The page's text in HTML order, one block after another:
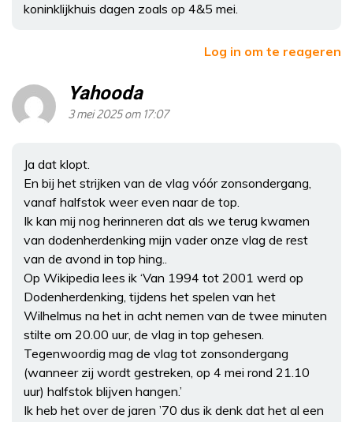
koninklijkhuis dagen zoals op 4&5 mei.
Log in om te reageren
Yahooda
3 mei 2025 om 17:07
Ja dat klopt.
En bij het strijken van de vlag vóór zonsondergang,
vanaf halfstok weer even naar de top.
Ik kan mij nog herinneren dat als we terug kwamen
van dodenherdenking mijn vader onze vlag de rest
van de avond in top hing..
Op Wikipedia lees ik ‘Van 1994 tot 2001 werd op
Dodenherdenking, tijdens het spelen van het
Wilhelmus na het in acht nemen van de twee minuten
stilte om 20.00 uur, de vlag in top gehesen.
Tegenwoordig mag de vlag tot zonsondergang
(wanneer zij wordt gestreken, op 4 mei rond 21.10
uur) halfstok blijven hangen.’
Ik heb het over de jaren ’70 dus ik denk dat het al een